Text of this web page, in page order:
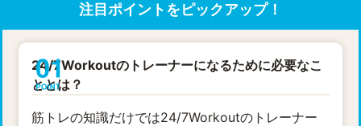
注目ポイントをピックアップ！
24/7Workoutのトレーナーになるために必要なこ
ととは？
筋トレの知識だけでは24/7Workoutのトレーナー